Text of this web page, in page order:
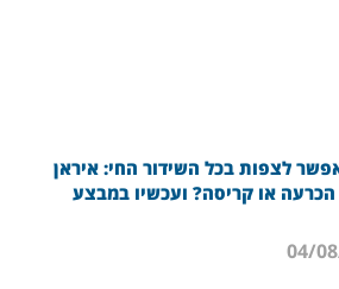
לצפות בכל השידור החי: איראן
או קריסה? ועכשיו במבצע